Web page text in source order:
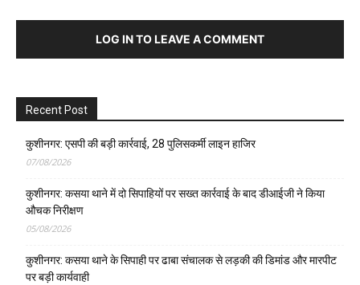
LOG IN TO LEAVE A COMMENT
Recent Post
कुशीनगर: एसपी की बड़ी कार्रवाई, 28 पुलिसकर्मी लाइन हाजिर
07/08/2026
कुशीनगर: कसया थाने में दो सिपाहियों पर सख्त कार्रवाई के बाद डीआईजी ने किया
औचक निरीक्षण
05/08/2026
कुशीनगर: कसया थाने के सिपाही पर ढाबा संचालक से लड़की की डिमांड और मारपीट
पर बड़ी कार्यवाही